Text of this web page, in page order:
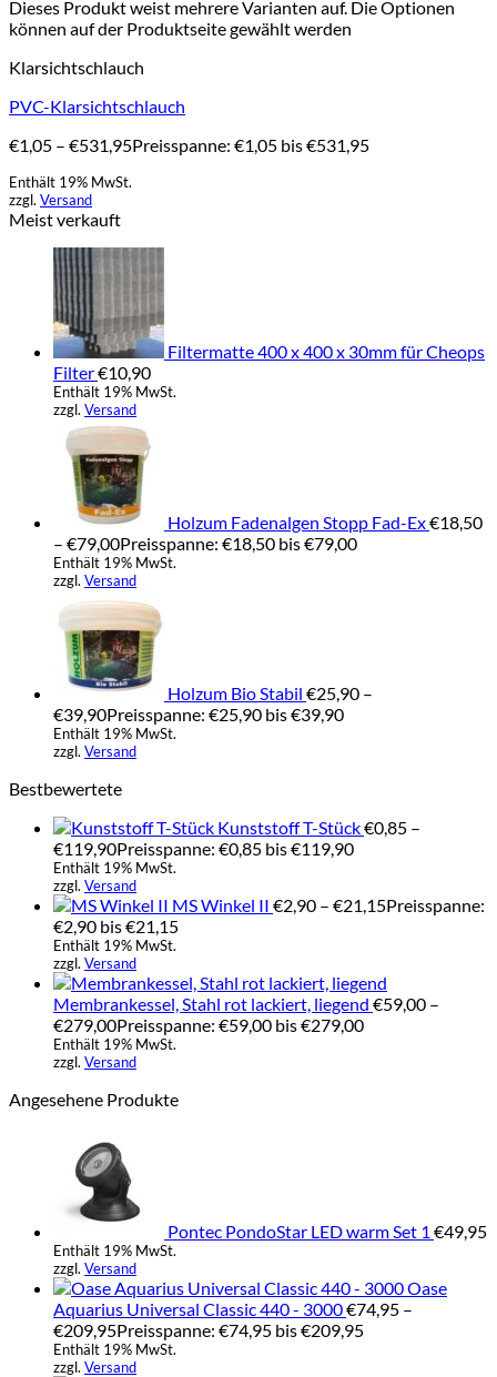
Dieses Produkt weist mehrere Varianten auf. Die Optionen
können auf der Produktseite gewählt werden
Klarsichtschlauch
PVC-Klarsichtschlauch
€1,05 – €531,95Preisspanne: €1,05 bis €531,95
Enthält 19% MwSt.
zzgl. Versand
Meist verkauft
Filtermatte 400 x 400 x 30mm für Cheops
Filter€10,90
Enthält 19% MwSt.
zzgl. Versand
Holzum Fadenalgen Stopp Fad-Ex€18,50
– €79,00Preisspanne: €18,50 bis €79,00
Enthält 19% MwSt.
zzgl. Versand
Holzum Bio Stabil €25,90 –
€39,90Preisspanne: €25,90 bis €39,90
Enthält 19% MwSt.
zzgl. Versand
Bestbewertete
Kunststoff T-Stück€0,85 –
€119,90Preisspanne: €0,85 bis €119,90
Enthält 19% MwSt.
zzgl. Versand
MS Winkel II €2,90 – €21,15Preisspanne:
€2,90 bis €21,15
Enthält 19% MwSt.
zzgl. Versand
Membrankessel, Stahl rot lackiert, liegend €59,00 –
€279,00Preisspanne: €59,00 bis €279,00
Enthält 19% MwSt.
zzgl. Versand
Angesehene Produkte
Pontec PondoStar LED warm Set 1 €49,95
Enthält 19% MwSt.
zzgl. Versand
Oase
Aquarius Universal Classic 440 - 3000€74,95 –
€209,95Preisspanne: €74,95 bis €209,95
Enthält 19% MwSt.
zzgl. Versand